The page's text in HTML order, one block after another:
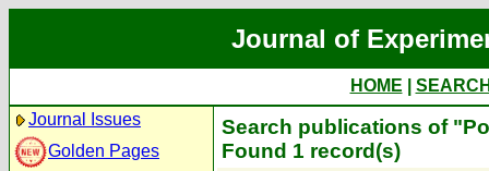
Journal of
HOME
Journal Issues
Golden Pages
Search publications of
Found 1 record(s)